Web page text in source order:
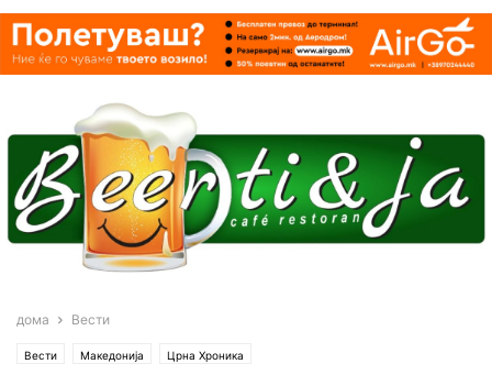
дома Вести
Вести Македонија Црна Хроника